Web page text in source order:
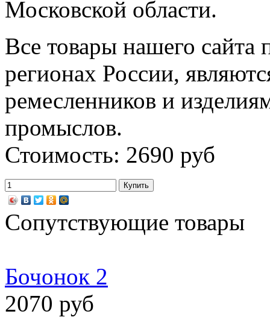
Московской области.
Все товары нашего сайта
регионах России,
ремесленников и
промыслов.
Стоимость: 2690 руб
Сопутствующие товары
Бочонок 2
2070 руб